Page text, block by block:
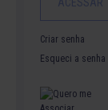
Criar senha
Esqueci a senha